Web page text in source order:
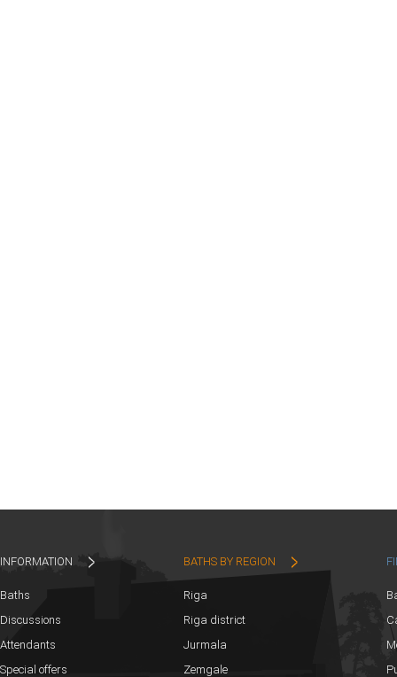
INFORMATION
Baths
Discussions
Attendants
Special offers
BATHS BY REGION
Riga
Riga district
Jurmala
Zemgale